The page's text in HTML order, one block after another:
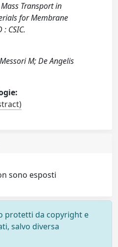
Transport in
for Membrane
CSIC.
M; De Angelis
sono esposti
protetti da copyright e
salvo diversa